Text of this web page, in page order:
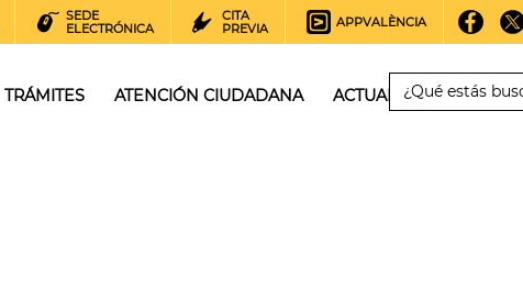
SEDE
ELECTRÓNICA
CITA
PREVIA
APPVALÈNCIA
TRÁMITES ATENCIÓN CIUDADANA ACTUALIDAD